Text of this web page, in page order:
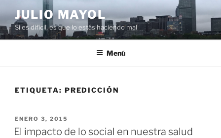
al
contenido
JULIO MAYOL
Si es difícil, es que lo estás haciendo mal
Menú
ETIQUETA: PREDICCIÓN
PUBLICADO
EL
ENERO 3, 2015
El impacto de lo social en nuestra salud